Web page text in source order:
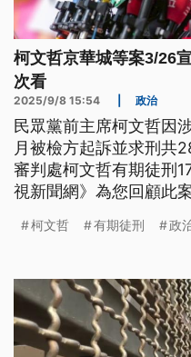
柯文哲京華城等案3/26
次看
2025/9/8 15:54 政治
民眾黨前主席柯文哲因
月被檢方起訴並求刑共
審判處柯文哲有期徒刑
視新聞網》為您回顧此
柯文哲 有期徒刑 政